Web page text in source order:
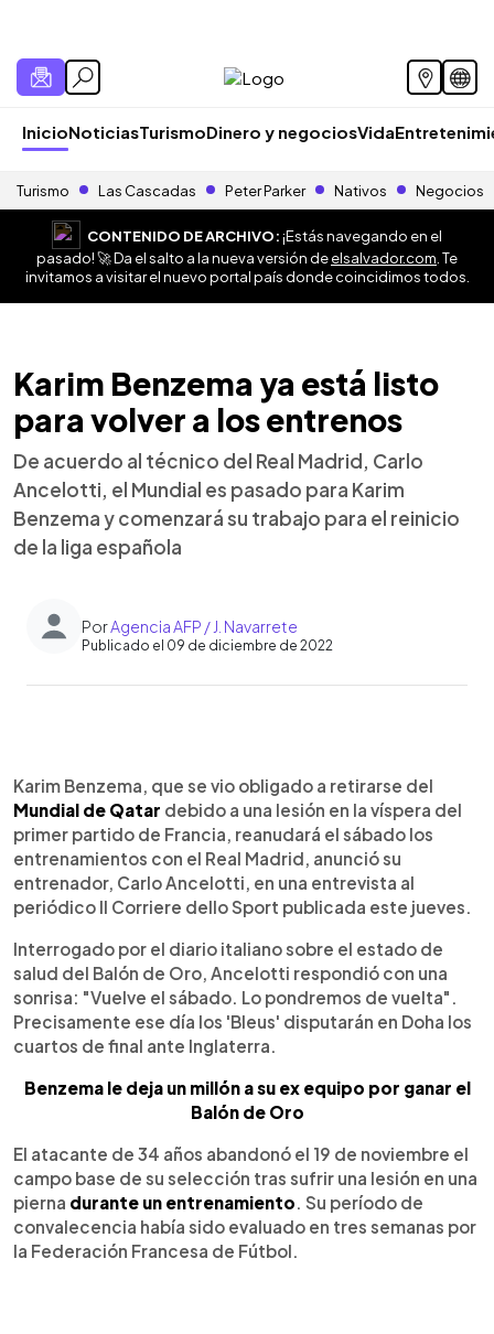
InicioNoticiasTurismoDinero y negociosVida
Turismo Las Cascadas Peter Parker Nativos Negocios
CONTENIDO DE ARCHIVO:¡Estás navegando en el
pasado! 🚀 Da el salto a la nueva versión deelsalvador.com . Te
invitamos a visitar el nuevo portal país donde coincidimos todos.
Karim Benzema ya está listo
para volver a los entrenos
De acuerdo al técnico del Real Madrid, Carlo
Ancelotti, el Mundial es pasado para Karim
Benzema y comenzará su trabajo para el reinicio
de la liga española
PorAgencia AFP / J. Navarrete
Publicado el 09 de diciembre de 2022
► Escuchar artículo
Karim Benzema, que se vio obligado a retirarse del
Mundial de Qatar debido a una lesión en la víspera del
primer partido de Francia, reanudará el sábado los
entrenamientos con el Real Madrid, anunció su
entrenador, Carlo Ancelotti, en una entrevista al
periódico Il Corriere dello Sport publicada este jueves.
Interrogado por el diario italiano sobre el estado de
salud del Balón de Oro, Ancelotti respondió con una
sonrisa: "Vuelve el sábado. Lo pondremos de vuelta".
Precisamente ese día los 'Bleus' disputarán en Doha los
cuartos de final ante Inglaterra.
Benzema le deja un millón a su ex equipo por ganar el
Balón de Oro
El atacante de 34 años abandonó el 19 de noviembre el
campo base de su selección tras sufrir una lesión en una
pierna durante un entrenamiento. Su período de
convalecencia había sido evaluado en tres semanas por
la Federación Francesa de Fútbol.